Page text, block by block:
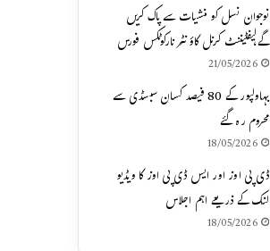
نوجوان نسل کو منشیات سے پاک کریں
گے،لیفٹیننٹ کرنل کاؤنٹر نارکوٹکس فورس
21/05/2026
بہاولپور کے 80 فیصد کسان سبسڈی سے
محروم رہ گئے
18/05/2026
ڈی پی اوز اور ایس ڈی پی اوز کا ویڈیو
لنک کے ذریعے اہم اجلاس
18/05/2026